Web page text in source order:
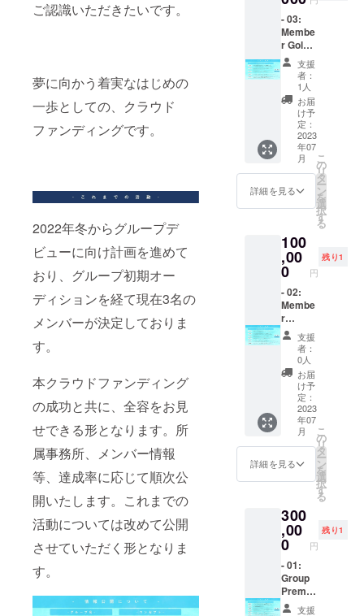
ご認識いただきたいです。
夢に向かう着実なはじめの
一歩としての、クラウド
ファンディングです。
2022年冬からグループデ
ビューに向け計画を進めて
おり、グループ初期オー
ディションを経て現在3名の
メンバーが決定しておりま
す。
本クラウドファンディング
の成功と共に、全容をお見
せできる形となります。所
属事務所、メンバー情報
等、達成率に応じて順次公
開いたします。これまでの
活動については改めて公開
させていただく形となりま
す。
ご記入
くださ
い。 ※
第三者
を特定
する名
前や公
序良俗
に反す
るお名
前はお
呼びい
たしか
ねます
ので、
い。
・デ
ビュー
前限定
イベン
ト ・あ
なただ
けの限
定お礼
動画 ※
ご支援
時、必
ず備考
欄にご
希望の
お名前
字以
内）を
ご記入
くださ
い。 ※
第三者
を特定
する名
前や公
序良俗
に反す
るお名
前はお
呼びい
たしか
ねます
ので、
予めご
- 03:
Membe
r Gold
Plan -
（星乃
りん）
・サイ
ンチェ
キ券100
枚 ・デ
ビュー
ライブ
リハー
サル見
学 ・デ
ビュー
VIPチ
ケット
・デ
ビュー
前限定
イベン
ト ・あ
なただ
けの限
定お礼
動画 ※
ご支援
時、必
ず備考
欄にご
希望の
お名前
（ニッ
クネー
ム可/20
内）を
ご記入
くださ
い。 ※
第三者
を特定
する名
前や公
支援
者：
1人
お届
け予
定：
2023
年07
月
詳細を見る
こ
の
リ
タ
ー
ン
を
選
択
す
る
100
,00
0 円
残り1
- 02:
Membe
r
Premiu
m Plan
-（星乃
りん）
・メン
バー個
別オフ
会 ・サ
イン
チェキ
券250枚
・デ
ビュー
リハー
サル見
学 ・デ
ビュー
ライブ
VIPチ
ケット
・デ
支援
者：
0人
お届
け予
定：
2023
年07
月
詳細を見る
こ
の
リ
タ
ー
ン
を
選
択
す
る
300
,00
0 円
残り1
- 01:
Group
Premiu
m Plan
支援